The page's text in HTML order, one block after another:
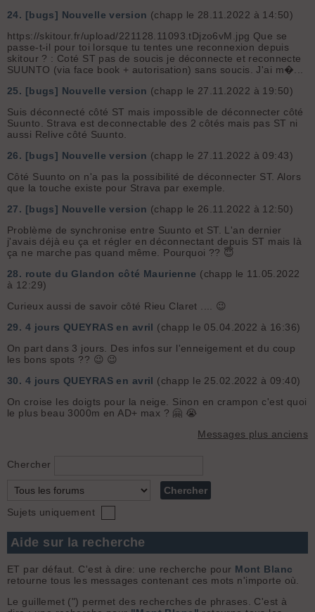
24. [bugs] Nouvelle version (chapp le 28.11.2022 à 14:50)
https://skitour.fr/upload/221128.11093.tDjzo6vM.jpg Que se
passe-t-il pour toi lorsque tu tentes une reconnexion depuis
skitour ? : Coté ST pas de soucis je déconnecte et reconnecte
SUUNTO (via face book + autorisation) sans soucis. J'ai m�...
25. [bugs] Nouvelle version (chapp le 27.11.2022 à 19:50)
Suis déconnecté côté ST mais impossible de déconnecter côté
Suunto. Strava est deconnectable des 2 côtés mais pas ST ni
aussi Relive côté Suunto.
26. [bugs] Nouvelle version (chapp le 27.11.2022 à 09:43)
Côté Suunto on n'a pas la possibilité de déconnecter ST. Alors
que la touche existe pour Strava par exemple.
27. [bugs] Nouvelle version (chapp le 26.11.2022 à 12:50)
Problème de synchronise entre Suunto et ST. L'an dernier
j'avais déjà eu ça et régler en déconnectant depuis ST mais là
ça ne marche pas quand même. Pourquoi ?? 😇
28. route du Glandon côté Maurienne (chapp le 11.05.2022
à 12:29)
Curieux aussi de savoir côté Rieu Claret .... 😉
29. 4 jours QUEYRAS en avril (chapp le 05.04.2022 à 16:36)
On part dans 3 jours. Des infos sur l'enneigement et du coup
les bons spots ?? 😉 😉
30. 4 jours QUEYRAS en avril (chapp le 25.02.2022 à 09:40)
On croise les doigts pour la neige. Sinon en crampon c'est quoi
le plus beau 3000m en AD+ max ? 🤗 😭
Messages plus anciens
Chercher
Sujets uniquement
Aide sur la recherche
ET par défaut. C'est à dire: une recherche pour Mont Blanc
retourne tous les messages contenant ces mots n'importe où.
Le guillemet (") permet des recherches de phrases. C'est à